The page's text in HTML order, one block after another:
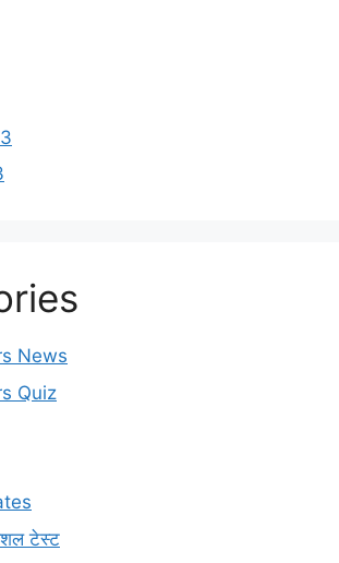
News
Quiz
टेस्ट